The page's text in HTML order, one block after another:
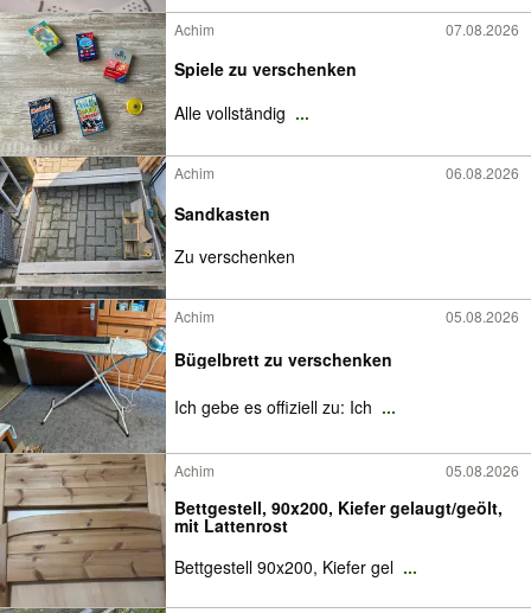
Achim 07.08.2026
Spiele zu verschenken
Alle vollständig ...
Achim 06.08.2026
Sandkasten
Zu verschenken
Achim 05.08.2026
Bügelbrett zu verschenken
Ich gebe es offiziell zu: Ich ...
Achim 05.08.2026
Bettgestell, 90x200, Kiefer gelaugt/geölt,
mit Lattenrost
Bettgestell 90x200, Kiefer gel ...